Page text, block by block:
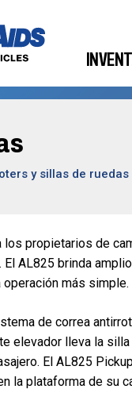
y sillas de ruedas
propietarios de
AL825 brinda
más simple.
de correa
elevador lleva la
El AL825
la plataforma de su